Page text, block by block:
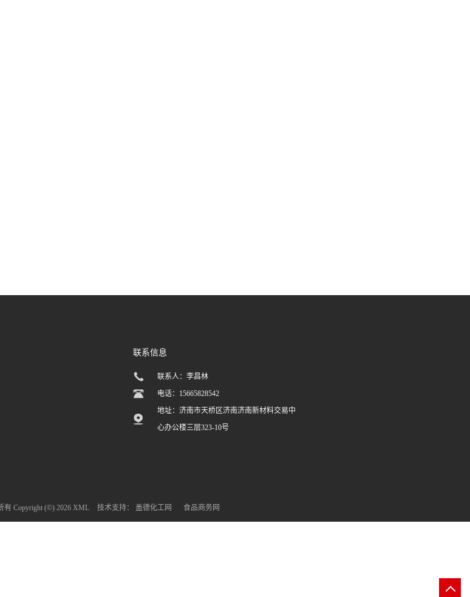
联系信息
联系人：李昌林
电话：15665828542
地址：济南市天桥区济南济南新材料交易中
心办公楼三层323-10号
有 Copyright (©) 2026 XML 技术支持： 盖德化工网 食品商务网